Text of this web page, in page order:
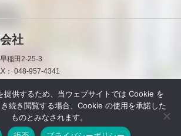
社
稲田2-25-3
： 048-957-4341
0120-50-7660
お問合わせ 資料請求
提供するため、当ウェブサイトでは Cookie を
続き閲覧する場合、Cookie の使用を承諾した
ものとみなされます。